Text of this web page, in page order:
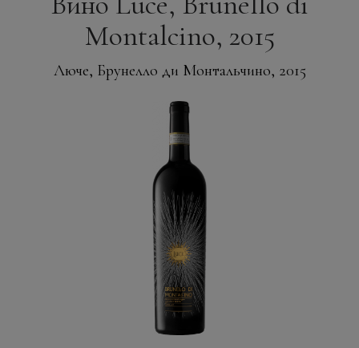
Montalcino, 2015
Люче, Брунелло ди Монтальчино, 2015